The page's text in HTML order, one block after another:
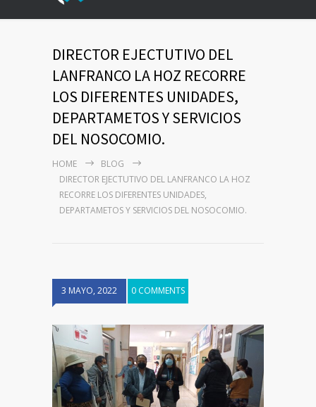
DIRECTOR EJECTUTIVO DEL
LANFRANCO LA HOZ RECORRE
LOS DIFERENTES UNIDADES,
DEPARTAMETOS Y SERVICIOS
DEL NOSOCOMIO.
HOME
BLOG
DIRECTOR EJECTUTIVO DEL LANFRANCO LA HOZ
RECORRE LOS DIFERENTES UNIDADES,
DEPARTAMETOS Y SERVICIOS DEL NOSOCOMIO.
3 MAYO, 2022 0 COMMENTS